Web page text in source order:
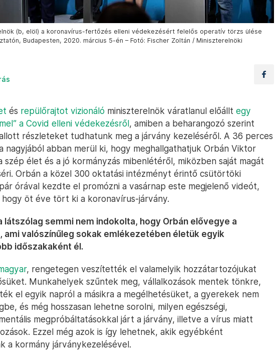
(b, elöl) a koronavírus-fertőzés elleni védekezésért felelős operatív törzs ülése
Budapesten, 2020. március 5-én – Fotó: Fischer Zoltán / Miniszterelnöki
és repülőrajtot vizionáló miniszterelnök váratlanul előállt egy
a Covid elleni védekezésről, amiben a beharangozó szerint
részleteket tudhatunk meg a járvány kezeléséről. A 36 perces
nagyjából abban merül ki, hogy meghallgathatjuk Orbán Viktor
szép élet és a jó kormányzás mibenlétéről, miközben saját magát
Orbán a közel 300 oktatási intézményt érintő csütörtöki
órával kezdte el promózni a vasárnap este megjelenő videót,
hogy öt éve tört ki a koronavírus-járvány.
látszólag semmi nem indokolta, hogy Orbán elővegye a
ami valószínűleg sokak emlékezetében életük egyik
időszakaként él.
, rengetegen veszítették el valamelyik hozzátartozójukat
Munkahelyek szűntek meg, vállalkozások mentek tönkre,
el egyik napról a másikra a megélhetésüket, a gyerekek nem
és még hosszasan lehetne sorolni, milyen egészségi,
megpróbáltatásokkal járt a járvány, illetve a vírus miatt
Ezzel még azok is így lehetnek, akik egyébként
a kormány járványkezelésével.